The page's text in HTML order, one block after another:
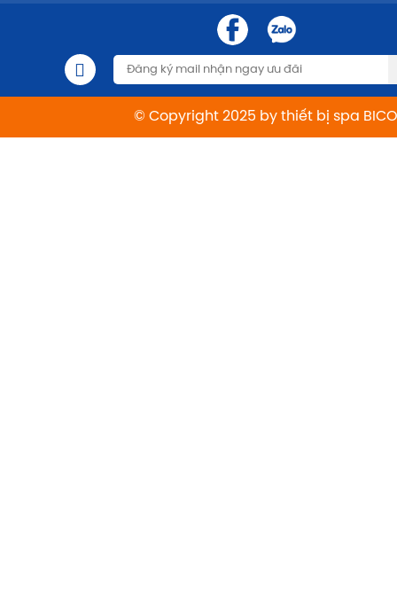
© Copyright 2025 by thiết bị spa BICO